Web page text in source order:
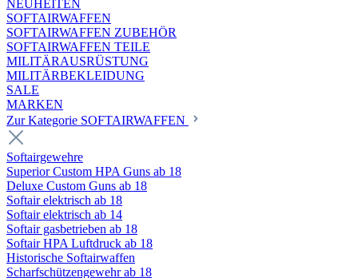
NEUHEITEN
SOFTAIRWAFFEN
SOFTAIRWAFFEN ZUBEHÖR
SOFTAIRWAFFEN TEILE
MILITÄRAUSRÜSTUNG
MILITÄRBEKLEIDUNG
SALE
MARKEN
Zur Kategorie SOFTAIRWAFFEN
Softairgewehre
Superior Custom HPA Guns ab 18
Deluxe Custom Guns ab 18
Softair elektrisch ab 18
Softair elektrisch ab 14
Softair gasbetrieben ab 18
Softair HPA Luftdruck ab 18
Historische Softairwaffen
Scharfschützengewehr ab 18